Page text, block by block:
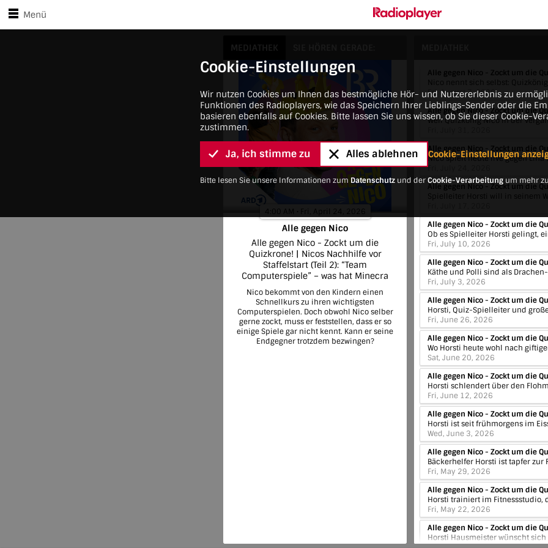
Cookie-Einstellungen
Wir nutzen Cookies um Ihnen das bestmögliche Hör- und Nutzererlebnis zu
Funktionen des Radioplayers, wie das Speichern Ihrer Lieblings-Sender oder die
basieren ebenfalls auf Cookies. Bitte lassen Sie uns wissen, ob Sie dieser Cookie-
zustimmen.
Ja, ich stimme zu Alles ablehnen Cookie-Einstellungen
Bitte lesen Sie unsere Informationen zum Datenschutz und derCookie-Verarbeitung um mehr
Menü
Alle gegen Nico
MEDIATHEK
4:00 AM • Fri, April 24, 2026
Alle gegen Nico
Alle gegen Nico - Zockt um die
Quizkrone! | Nicos Nachhilfe vor
Staffelstart (Teil 2): “Team
Computerspiele” – was hat Minecra
Nico bekommt von den Kindern einen
Schnellkurs zu ihren wichtigsten
Computerspielen. Doch obwohl Nico selber
gerne zockt, muss er feststellen, dass er so
einige Spiele gar nicht kennt. Kann er seine
Endgegner trotzdem bezwingen?
Fri, August 7, 2026
Fri, July 24, 2026
Fri, July 10, 2026
Fri, July 3, 2026
Fri, June 26, 2026
Sat, June 20, 2026
Fri, June 12, 2026
Wed, June 3, 2026
Fri, May 29, 2026
Fri, May 22, 2026